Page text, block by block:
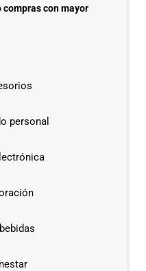
compras con mayor
personal